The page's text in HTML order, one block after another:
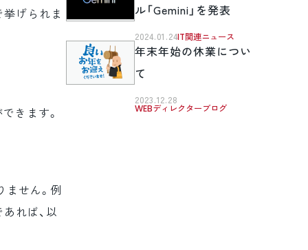
挙げられま
きます。
せん。例
れば、以
ル「Gemini」を発表
2024.01.24 IT関連ニュース
年末年始の休業につい
て
2023.12.28
WEBディレクターブログ